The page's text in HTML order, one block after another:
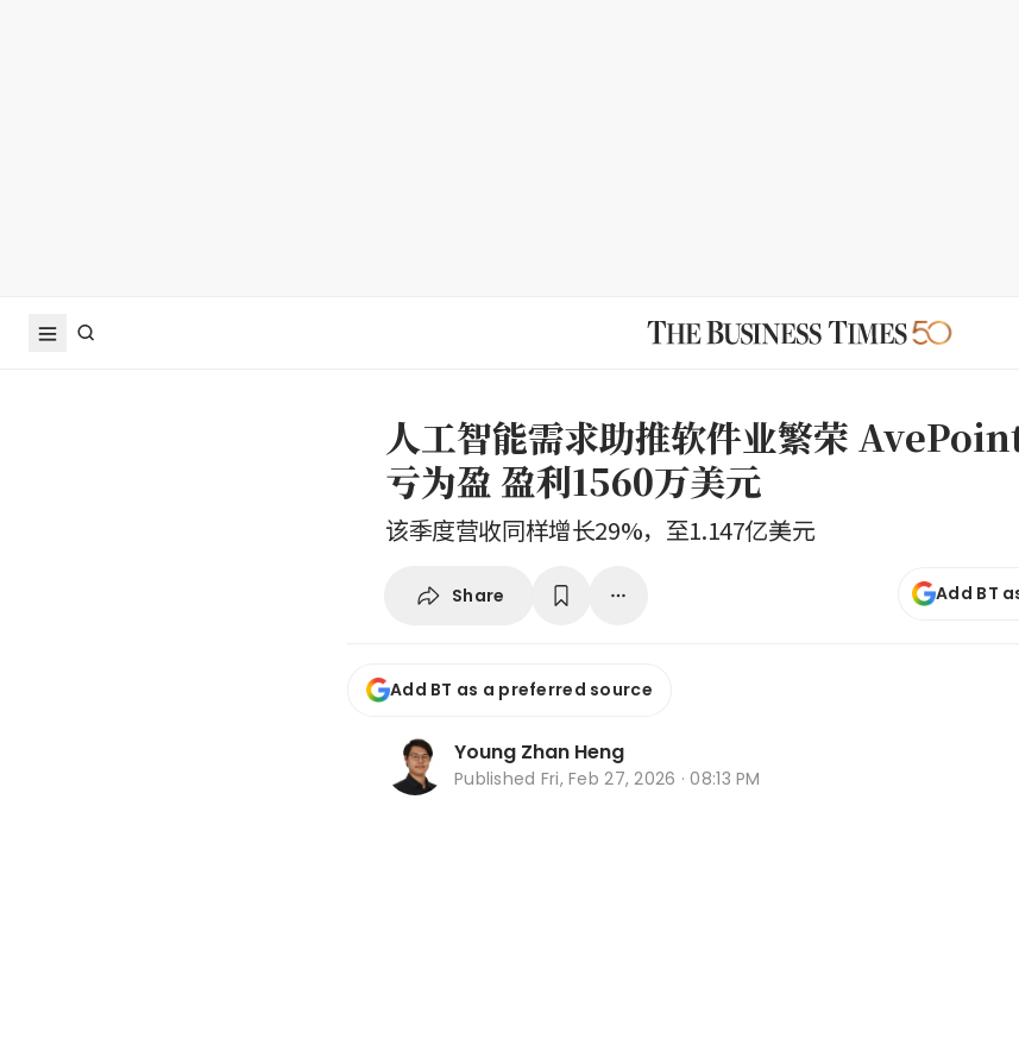
人工智能需求助推软件业繁荣
亏为盈 盈利1560万美元
该季度营收同样增长29%，至1.147亿美元
Share Add BT
Add BT as a preferred source
Young Zhan Heng
Published Fri, Feb 27, 2026 · 08:13 PM